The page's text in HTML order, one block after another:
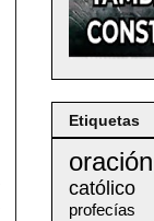
Etiquetas
oración
católico
profecías